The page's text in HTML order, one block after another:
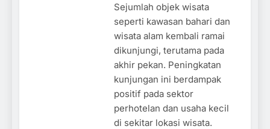
Sejumlah objek wisata
seperti kawasan bahari dan
wisata alam kembali ramai
dikunjungi, terutama pada
akhir pekan. Peningkatan
kunjungan ini berdampak
positif pada sektor
perhotelan dan usaha kecil
di sekitar lokasi wisata.